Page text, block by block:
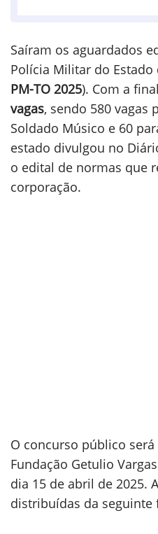
Saíram os aguardados
Polícia Militar do Estado
PM-TO 2025). Com a
vagas, sendo 580 vagas
Soldado Músico e 60
estado divulgou no
o edital de normas que
corporação.
O concurso público
Fundação Getulio
dia 15 de abril de 2025.
distribuídas da seguinte